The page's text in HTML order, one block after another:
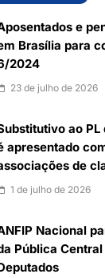
e
Brasília para
2024
23 de julho de 2026
ao
apresentado
de
1 de julho de 2026
Nacional
Pública